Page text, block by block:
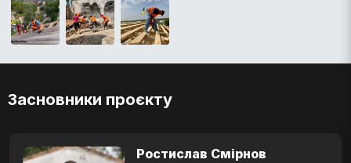
Засновники проєкту
Ростислав Смірнов